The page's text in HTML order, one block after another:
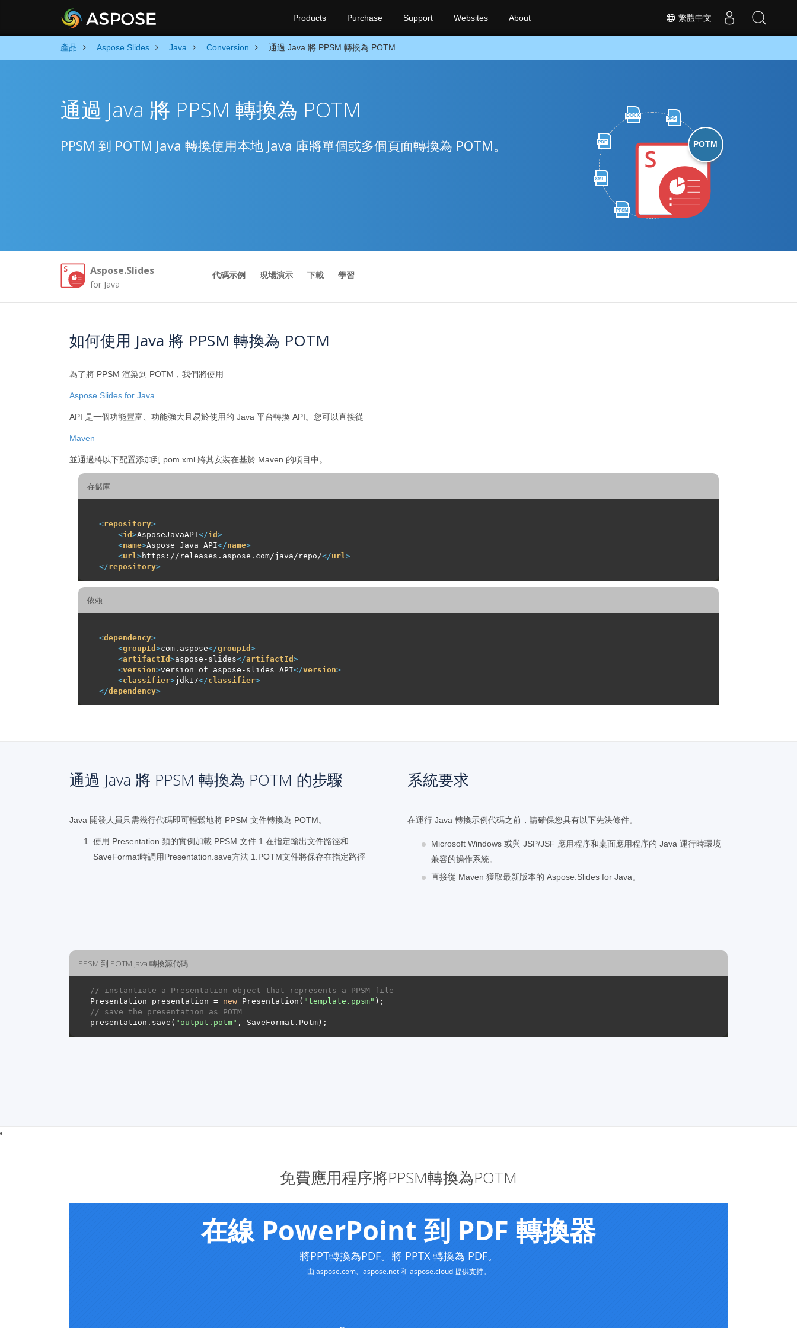
繁體中文
Products Purchase Support Websites About
產品 Aspose.Slides Java Conversion 通過 Java 將 PPSM 轉換為 POTM
DOCX
JPG
PDF
XML
PPSM
POTM
通過 Java 將 PPSM 轉換為 POTM
PPSM 到 POTM Java 轉換使用本地 Java 庫將單個或多個頁面轉換為 POTM。
Aspose.Slides
for Java
代碼示例 現場演示 下載 學習
如何使用 Java 將 PPSM 轉換為 POTM
為了將 PPSM 渲染到 POTM，我們將使用
Aspose.Slides for Java
API 是一個功能豐富、功能強大且易於使用的 Java 平台轉換 API。您可以直接從
Maven
並通過將以下配置添加到 pom.xml 將其安裝在基於 Maven 的項目中。
存儲庫
<repository>
<id >AsposeJavaAPI</id >
<name>Aspose Java API</name>
<url>https://releases.aspose.com/java/repo/</url>
</repository>
依賴
<dependency>
<groupId >com.aspose</groupId >
<artifactId >aspose-slides</artifactId >
<version>version of aspose-slides API</version>
<classifier>jdk17</classifier>
</dependency>
通過 Java 將 PPSM 轉換為 POTM 的步驟
Java 開發人員只需幾行代碼即可輕鬆地將 PPSM 文件轉換為 POTM。
使用 Presentation 類的實例加載 PPSM 文件 1.在指定輸出文件路徑和
SaveFormat時調用Presentation.save方法 1.POTM文件將保存在指定路徑
系統要求
在運行 Java 轉換示例代碼之前，請確保您具有以下先決條件。
Microsoft Windows 或與 JSP/JSF 應用程序和桌面應用程序的 Java 運行時環境
兼容的操作系統。
直接從 Maven 獲取最新版本的 Aspose.Slides for Java。
PPSM 到 POTM Java 轉換源代碼
// instantiate a Presentation object that represents a PPSM file
Presentation presentation = new Presentation( "template.ppsm"
// save the presentation as POTM
presentation.save( "output.potm"
免費應用程序將PPSM轉換為POTM